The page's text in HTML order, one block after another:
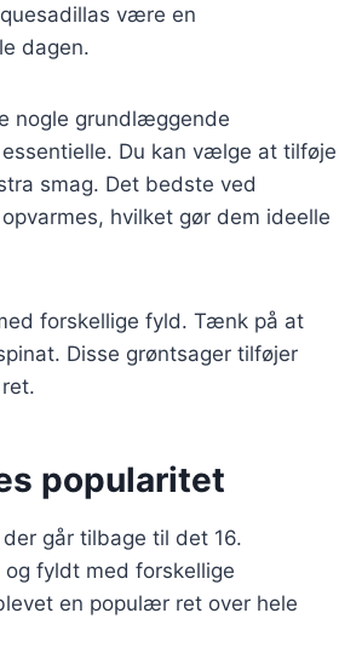
være en
dagen.
nogle grundlæggende
Du kan vælge at tilføje
smag. Det bedste ved
hvilket gør dem ideelle
forskellige fyld. Tænk på at
Disse grøntsager tilføjer
popularitet
går tilbage til det 16.
fyldt med forskellige
en populær ret over hele